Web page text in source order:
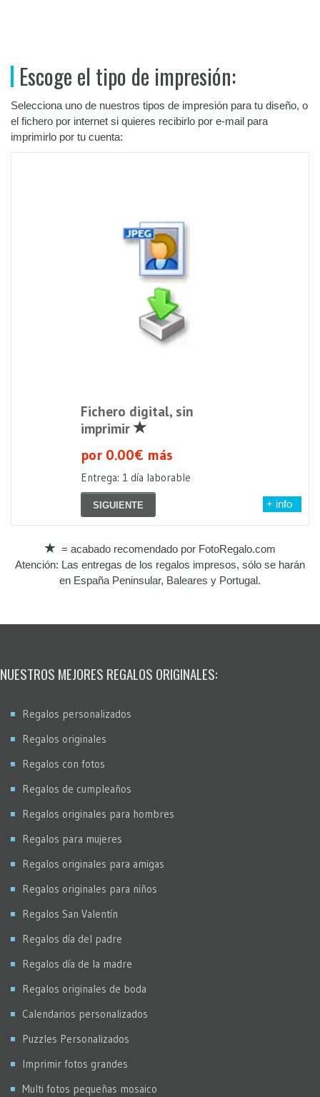
Escoge el tipo de impresión:
Selecciona uno de nuestros tipos de impresión para tu diseño, o
el fichero por internet si quieres recibirlo por e-mail para
imprimirlo por tu cuenta:
Fichero digital, sin
imprimir
por 0.00€ más
Entrega: 1 día laborable
SIGUIENTE + info
= acabado recomendado por FotoRegalo.com
Atención: Las entregas de los regalos impresos, sólo se harán
en España Peninsular, Baleares y Portugal.
NUESTROS MEJORES REGALOS ORIGINALES:
Regalos personalizados
Regalos originales
Regalos con fotos
Regalos de cumpleaños
Regalos originales para hombres
Regalos para mujeres
Regalos originales para amigas
Regalos originales para niños
Regalos San Valentín
Regalos día del padre
Regalos día de la madre
Regalos originales de boda
Calendarios personalizados
Puzzles Personalizados
Imprimir fotos grandes
Multi fotos pequeñas mosaico